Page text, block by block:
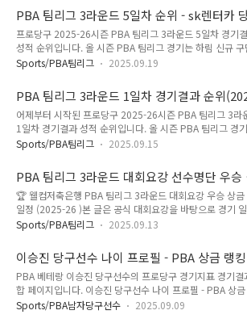
점을 주고받았으나, 체네트와 하샤시가 중요한 순간마다 득
성공시키며 11..
PBA팀리그 휴온스 프로 당구팀 선수 명단프로당구 PBA팀
시즌별 휴온스 당구팀의 소속선수 명단 총정리 또한 이 페이
서는 PBA팀리그 프로당구팀 휴온스 헬스케어 레전드 당구
소속된 PBA LPBA 선수들의 이름을 누르면 해당 선수의 경
표 상세 페이지로 바로 연결됩니다. 그러므로 휴온스 프로당
전적 및 승률 등을 신속하게 파악할 수 있습니다. 휴온스 당
을 응원하는 분들에게..
PBA 팀리그 3라운드 5일차 순위 - sk렌터카
팀 1위 올라 (2025-26)
프로당구 2025-26시즌 PBA 팀리그 3라운드 5일차 경기
성적 순위입니다. 올 시즌 PBA 팀리그 경기는 하림 신규 구
단으로 10개 구단 체제로 펼쳐지며, 프로당구 pba 팀리그 3
오늘은 지난 1,2 라운드에서 하위권에 맴돌았던 sk렌터카 당
팀 에피소드를 중심으로 정리하였습니다. pba 팀리그 당구
경기는 경기도 고양시 킨텍스에서 3라운드 경기가 진행되
기 속도 및 규정이 일부 개선되고 휴식일 없이 매일 경기가
니다. 총 5라운드로 구성된 정규리그 후 포스트시즌이 이어
라운드 대회요강 선수명단 우승 상금 경기 일정 (2025-26) ..
Sports/PBA팀리그 2025.09.19
PBA 팀리그 3라운드 1일차 경기결과 순위
26) - NH농협카드 당구팀 이번에는 꼴찌 탈
까?
어제부터 시작된 프로당구 2025-26시즌 PBA 팀리그 3라
1일차 경기결과 성적 순위입니다. 올 시즌 PBA 팀리그 경
하림 신규 구단 창단으로 10개 구단 체제로 펼쳐지며, 프로
간 펼쳐집니다. pba 팀리그 당구팀의 경기는 경기도 고양시
텍스에서 3라운드 경기가 진행되며, 경기 속도 및 규정이 일
개선되고 휴식일 없이 매일 경기가 열립니다. 총 5라운드로
된 정규리그 후 포스트시즌이 이어지며, 우승 상금과 MVP
등도 마련되어 있습니다. PBA 팀리그 3라운드 대회요강 선
강 선수명단 우승 상금 경기 일정 (2025-26)🏆 웰..
Sports/PBA팀리그 2025.09.15
PBA 팀리그 3라운드 대회요강 선수명단 우승
금 경기 일정 (2025-26)
🏆 웰컴저축은행 PBA 팀리그 3라운드 대회요강 우승 상금
일정 (2025-26 )본 글은 공식 대회요강을 바탕으로 경기
(편성), 운영 규칙, 포스트시즌 구조를 보기 쉽게 정리했습니
일부터 22일까지 총 9일간 열리는 웰컴저축은행 PBA 팀리그
2025-2026 3라운드 대회요강입니다. 1) PBA팀리그 3라운
대회 개요동시 경기 편성: 2경기와 3경기는 동시간대 진행.
장 분장: 1·2·4·5경기는 주경기장, 3경기는 보조경기장에서
진행.중계: 3경기(보조경기장)는 유튜브 중계로 송출.편성 유
Sports/PBA팀리그 2025.09.13
이승진 당구선수 나이 프로필 - PBA 상금 랭킹
경기결과
PBA 베테랑 이승진 당구선수의 프로당구 경기지표 경기결
합 페이지입니다. 이승진 당구선수 나이 프로필 - PBA 상금
경기결과 프로 당구선수 이승진을 아시나요? 이승진 당구선
Sports/PBA남자당구선수 2025.09.09